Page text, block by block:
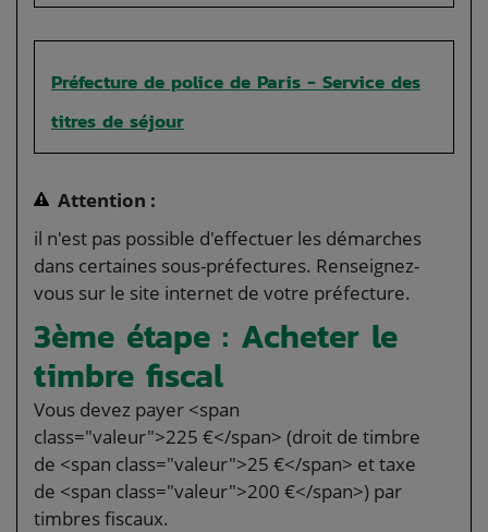
Préfecture de police de Paris - Service des
titres de séjour
Attention :
il n'est pas possible d'effectuer les démarches
dans certaines sous-préfectures. Renseignez-
vous sur le site internet de votre préfecture.
3ème étape : Acheter le
timbre fiscal
Vous devez payer <span
class="valeur">225 €</span> (droit de timbre
de <span class="valeur">25 €</span> et taxe
de <span class="valeur">200 €</span>) par
timbres fiscaux.